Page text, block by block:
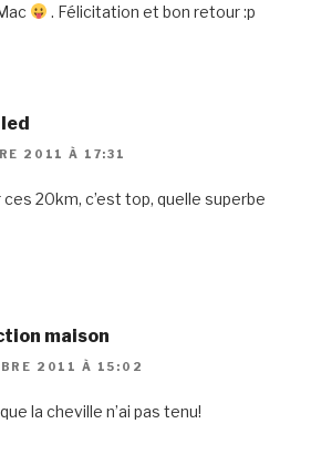
. Félicitation et bon retour :p
2011 À 17:31
ces 20km, c’est top, quelle superbe
maison
2011 À 15:02
la cheville n’ai pas tenu!